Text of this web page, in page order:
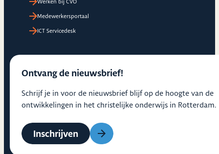
Werken bij CVO
Medewerkersportaal
ICT Servicedesk
Ontvang de nieuwsbrief!
Schrijf je in voor de nieuwsbrief blijf op de hoogte van de
ontwikkelingen in het christelijke onderwijs in Rotterdam.
Inschrijven